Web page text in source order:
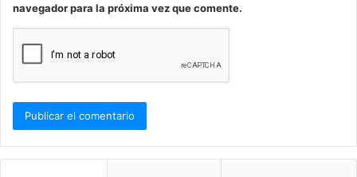
navegador para la próxima vez que comente.